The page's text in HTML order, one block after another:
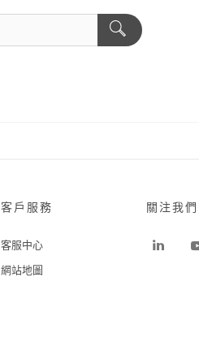
客戶服務
客服中心
網站地圖
關注我們